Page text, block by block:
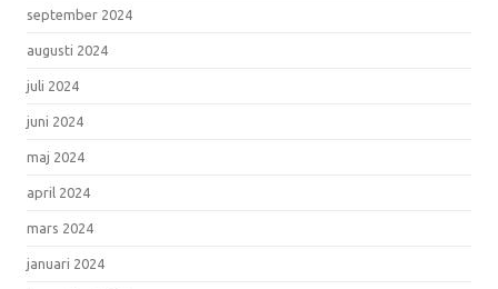
september 2024
augusti 2024
juli 2024
juni 2024
maj 2024
april 2024
mars 2024
januari 2024